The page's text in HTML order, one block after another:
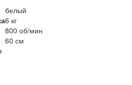
белый
6 кг
800 об/мин
60 см